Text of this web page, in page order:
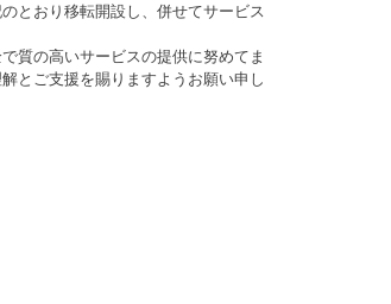
とおり移転開設し、併せてサービス
質の高いサービスの提供に努めてま
とご支援を賜りますようお願い申し